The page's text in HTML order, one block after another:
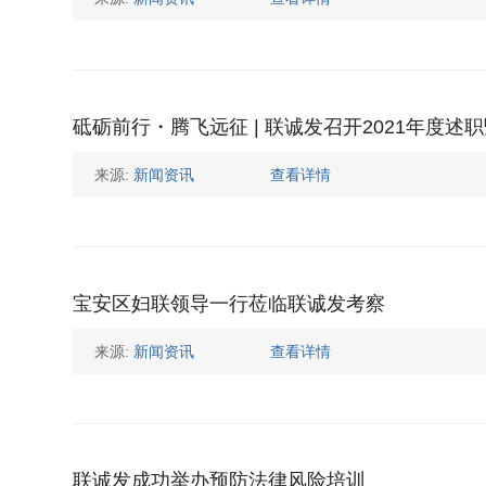
砥砺前行・腾飞远征 | 联诚发召开2021年度述
来源: 新闻资讯 查看详情
宝安区妇联领导一行莅临联诚发考察
来源: 新闻资讯 查看详情
联诚发成功举办预防法律风险培训